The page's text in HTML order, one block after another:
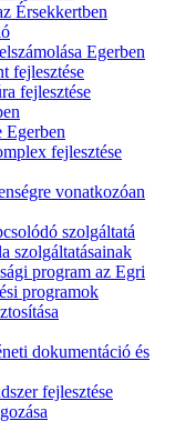
Érsekkertben
Egerben
fejlesztése
fejlesztése
Egerben
fejlesztése
vonatkozóan
szolgáltatá
szolgáltatásainak
program az Egri
programok
dokumentáció és
fejlesztése